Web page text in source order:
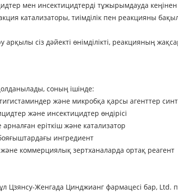
мен инсектицидтерді тұжырымдауда
катализаторы, тиімділік пен реакцияны
арқылы сіз дәйекті өнімділікті, реакцияның
соның ішінде:
және микробқа қарсы агенттер
және инсектицидтер өндірісі
еріткіш және катализатор
ингредиент
коммерциялық зертханаларда ортақ реагент
Цзянсу-Женгада Цинджианг фармацесі бар,